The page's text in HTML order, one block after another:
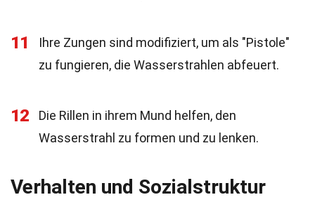
11
Ihre Zungen sind modifiziert, um als "Pistole"
zu fungieren, die Wasserstrahlen abfeuert.
12
Die Rillen in ihrem Mund helfen, den
Wasserstrahl zu formen und zu lenken.
Verhalten und Sozialstruktur